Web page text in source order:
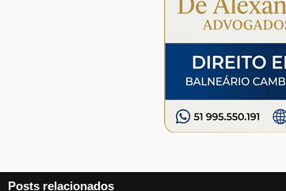
Posts relacionados